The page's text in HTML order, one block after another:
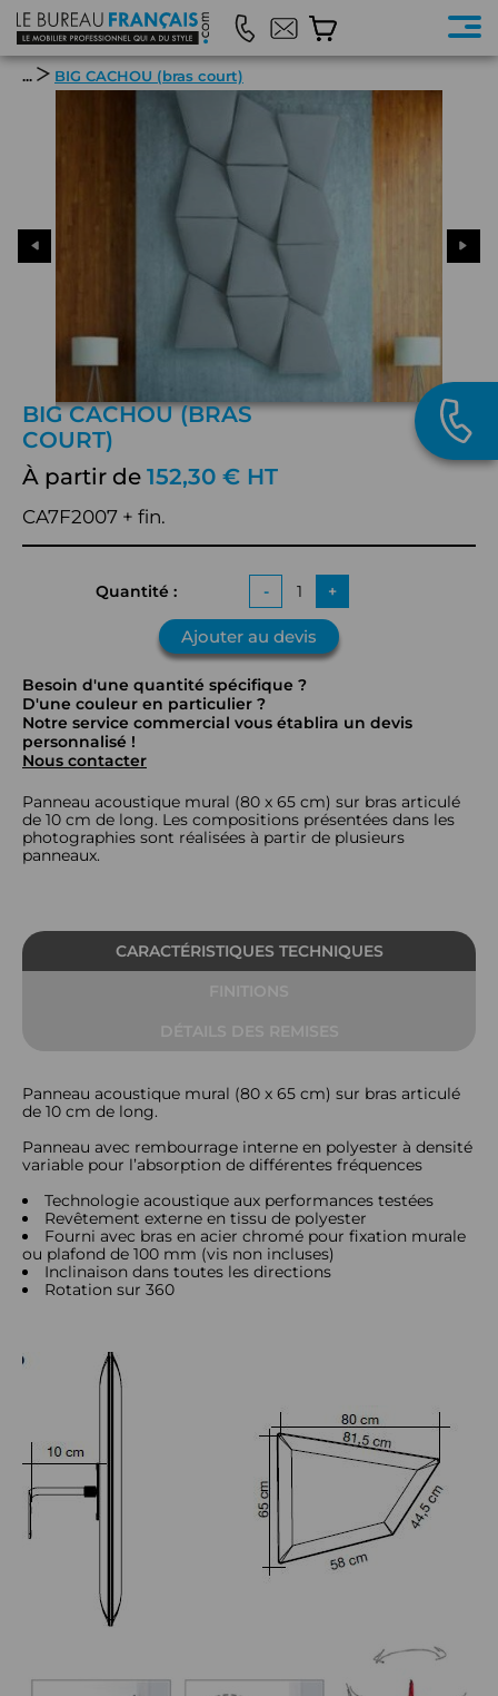
... BIG CACHOU (bras court)
BIG CACHOU (BRAS
COURT)
À partir de 152,30 € HT
CA7F2007 + fin.
Quantité : - +
Ajouter au devis
Besoin d'une quantité spécifique ?
D'une couleur en particulier ?
Notre service commercial vous établira un devis
personnalisé !
Nous contacter
Panneau acoustique mural (80 x 65 cm) sur bras articulé
de 10 cm de long. Les compositions présentées dans les
photographies sont réalisées à partir de plusieurs
panneaux.
CARACTÉRISTIQUES TECHNIQUES
Panneau acoustique mural (80 x 65 cm) sur bras articulé
de 10 cm de long.
Panneau avec rembourrage interne en polyester à densité
variable pour l’absorption de différentes fréquences
Technologie acoustique aux performances testées
Revêtement externe en tissu de polyester
Fourni avec bras en acier chromé pour fixation murale
ou plafond de 100 mm (vis non incluses)
Inclinaison dans toutes les directions
Rotation sur 360